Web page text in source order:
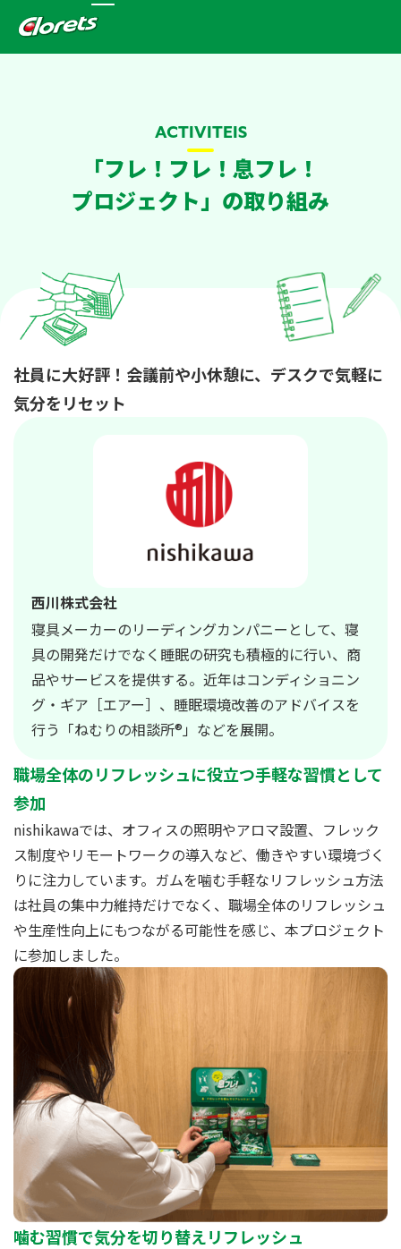
ACTIVITEIS
「フレ！フレ！息フレ！
プロジェクト」の取り組み
社員に大好評！会議前や小休憩に、デスクで気軽に
気分をリセット
西川株式会社
寝具メーカーのリーディングカンパニーとして、寝
具の開発だけでなく睡眠の研究も積極的に行い、商
品やサービスを提供する。近年はコンディショニン
グ・ギア［エアー］、睡眠環境改善のアドバイスを
行う「ねむりの相談所®」などを展開。
職場全体のリフレッシュに役立つ手軽な習慣として
参加
nishikawaでは、オフィスの照明やアロマ設置、フレック
ス制度やリモートワークの導入など、働きやすい環境づく
りに注力しています。ガムを噛む手軽なリフレッシュ方法
は社員の集中力維持だけでなく、職場全体のリフレッシュ
や生産性向上にもつながる可能性を感じ、本プロジェクト
に参加しました。
噛む習慣で気分を切り替えリフレッシュ